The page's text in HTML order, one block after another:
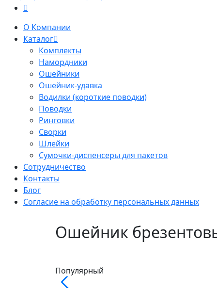
О Компании
Каталог
Комплекты
Намордники
Ошейники
Ошейник-удавка
Водилки (короткие поводки)
Поводки
Ринговки
Сворки
Шлейки
Сумочки-диспенсеры для пакетов
Сотрудничество
Контакты
Блог
Согласие на обработку персональных данных
Ошейник
Популярный